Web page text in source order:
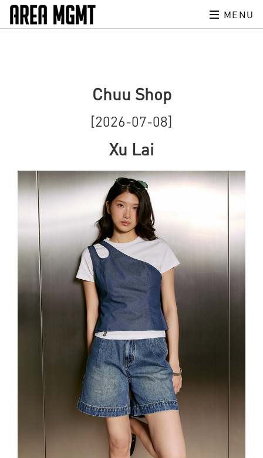
MENU
Chuu Shop
[2026-07-08]
Xu Lai